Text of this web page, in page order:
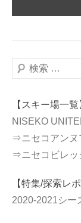
検
【スキー場一覧
NISEKO
⇒ニセコアンヌ
⇒ニセコビレッ
【特集/探索レ
2020-2021シー